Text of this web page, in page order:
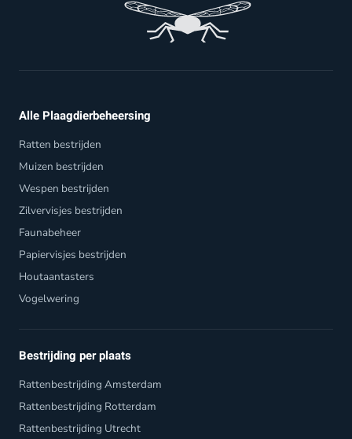
Alle Plaagdierbeheersing
Ratten bestrijden
Muizen bestrijden
Wespen bestrijden
Zilvervisjes bestrijden
Faunabeheer
Papiervisjes bestrijden
Houtaantasters
Vogelwering
Bestrijding per plaats
Rattenbestrijding Amsterdam
Rattenbestrijding Rotterdam
Rattenbestrijding Utrecht